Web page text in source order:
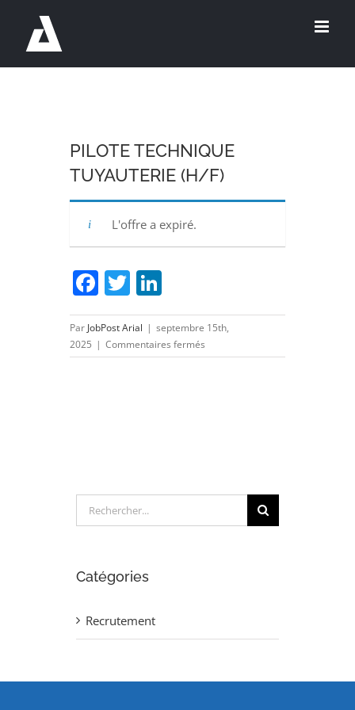
contenu
PILOTE TECHNIQUE
TUYAUTERIE (H/F)
L'offre a expiré.
Facebook
Twitter
Par JobPost Arial | septembre 15th,
2025 | Commentaires fermés
PILOTE
Rechercher:
Catégories
Recrutement